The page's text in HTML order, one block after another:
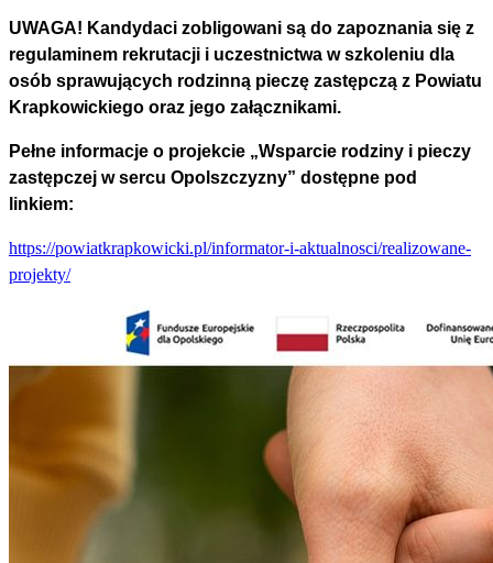
UWAGA! Kandydaci zobligowani są do zapoznania się z
regulaminem rekrutacji i uczestnictwa w szkoleniu dla
osób sprawujących rodzinną pieczę zastępczą z Powiatu
Krapkowickiego oraz jego załącznikami.
Pełne informacje o projekcie „Wsparcie rodziny i pieczy
zastępczej w sercu Opolszczyzny” dostępne pod
linkiem:
https://powiatkrapkowicki.pl/informator-i-aktualnosci/realizowane-
projekty/